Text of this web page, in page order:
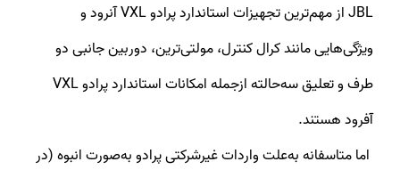
JBL از مهم‌ترین تجهیزات استاندارد پرادو VXL آنرود و
ویژگی‌هایی مانند کرال کنترل، مولتی‌ترین، دوربین جانبی دو
طرف و تعلیق سه‌حالته ازجمله امکانات استاندارد پرادو VXL
آفرود هستند.
اما متاسفانه به‌علت واردات غیرشرکتی پرادو به‌صورت انبوه (در